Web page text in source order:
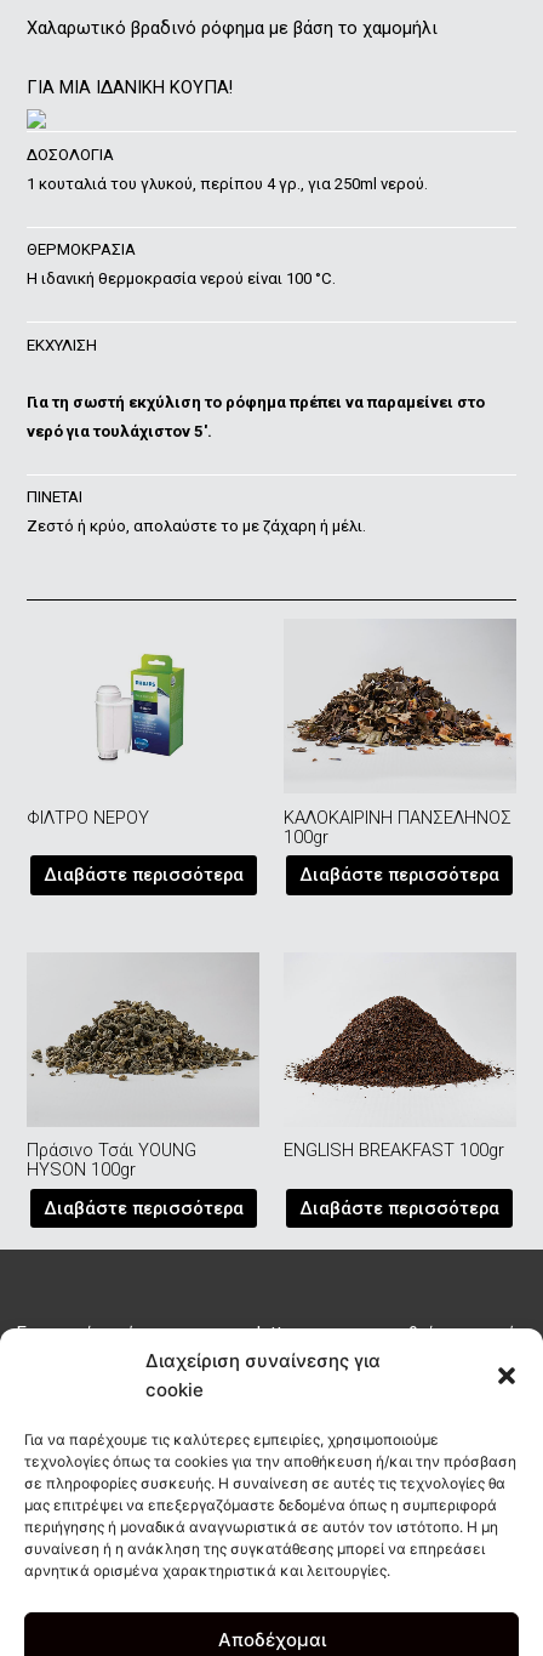
Διαχείριση συναίνεσης για
cookie
Για να παρέχουμε τις καλύτερες εμπειρίες, χρησιμοποιούμε
τεχνολογίες όπως τα cookies για την αποθήκευση ή/και την πρόσβαση
σε πληροφορίες συσκευής. Η συναίνεση σε αυτές τις τεχνολογίες θα
μας επιτρέψει να επεξεργαζόμαστε δεδομένα όπως η συμπεριφορά
περιήγησης ή μοναδικά αναγνωριστικά σε αυτόν τον ιστότοπο. Η μη
συναίνεση ή η ανάκληση της συγκατάθεσης μπορεί να επηρεάσει
αρνητικά ορισμένα χαρακτηριστικά και λειτουργίες.
Αποδέχομαι
Χαλαρωτικό βραδινό ρόφημα με βάση το χαμομήλι
ΓΙΑ ΜΙΑ ΙΔΑΝΙΚΗ ΚΟΥΠΑ!
ΔΟΣΟΛΟΓΙΑ
1 κουταλιά του γλυκού, περίπου 4 γρ., για 250ml νερού.
ΘΕΡΜΟΚΡΑΣΙΑ
Η ιδανική θερμοκρασία νερού είναι 100 °C.
ΕΚΧΥΛΙΣΗ
Για τη σωστή εκχύλιση το ρόφημα πρέπει να παραμείνει στο
νερό για τουλάχιστον 5′.
ΠΙΝΕΤΑΙ
Ζεστό ή κρύο, απολαύστε το με ζάχαρη ή μέλι.
ΦΙΛΤΡΟ ΝΕΡΟΥ
Διαβάστε περισσότερα
ΚΑΛΟΚΑΙΡΙΝΗ ΠΑΝΣΕΛΗΝΟΣ
100gr
Διαβάστε περισσότερα
Πράσινο Τσάι YOUNG
HYSON 100gr
Διαβάστε περισσότερα
ENGLISH BREAKFAST 100gr
Διαβάστε περισσότερα
Εγγραφείτε σήμερα στο newsletter μας για να μαθαίνετε τα νέα
του habit πριν από όλους
ΕΠΙΚΟΙΝΩΝΙΑΣ
info@habitcoffee.co
28210
ΧΑΝΙΑ